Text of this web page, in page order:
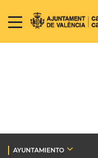
AYUNTAMIENTO